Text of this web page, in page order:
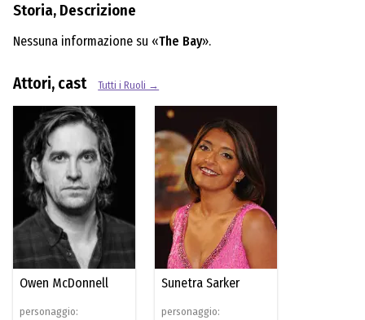
Storia, Descrizione
Nessuna informazione su «The Bay».
Attori, cast Tutti i Ruoli →
Owen McDonnell
personaggio:
Sunetra Sarker
personaggio: